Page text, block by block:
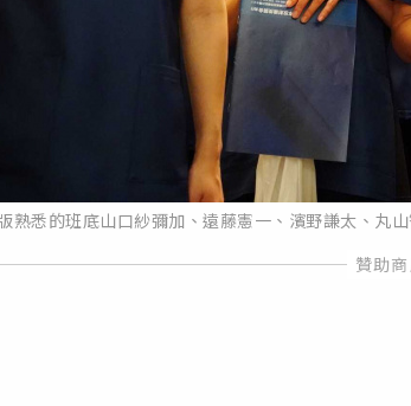
熟悉的班底山口紗彌加、遠藤憲一、濱野謙太、丸